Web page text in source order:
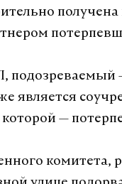
подозреваемый
является
которой —
комитета,